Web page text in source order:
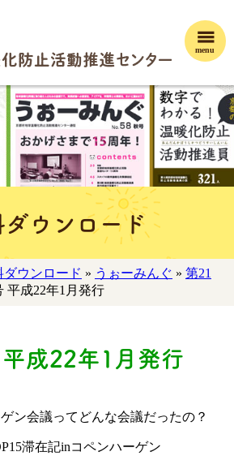
menu
ウンロード
ダウンロード » うぉーみんぐ » 第21
平成22年1月発行
成22年1月発行
ン会議ってどんな会議だったの？
滞在記inコペンハーゲン